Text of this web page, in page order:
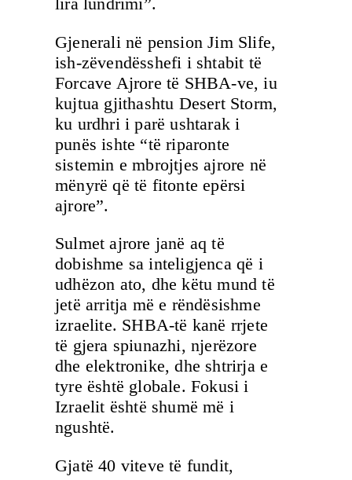
Gjenerali në pension Jim Slife,
ish-zëvendësshefi i shtabit të
Forcave Ajrore të SHBA-ve, iu
kujtua gjithashtu Desert Storm,
ku urdhri i parë ushtarak i
punës ishte “të riparonte
sistemin e mbrojtjes ajrore në
mënyrë që të fitonte epërsi
ajrore”.
Sulmet ajrore janë aq të
dobishme sa inteligjenca që i
udhëzon ato, dhe këtu mund të
jetë arritja më e rëndësishme
izraelite. SHBA-të kanë rrjete
të gjera spiunazhi, njerëzore
dhe elektronike, dhe shtrirja e
tyre është globale. Fokusi i
Izraelit është shumë më i
ngushtë.
Gjatë 40 viteve të fundit,